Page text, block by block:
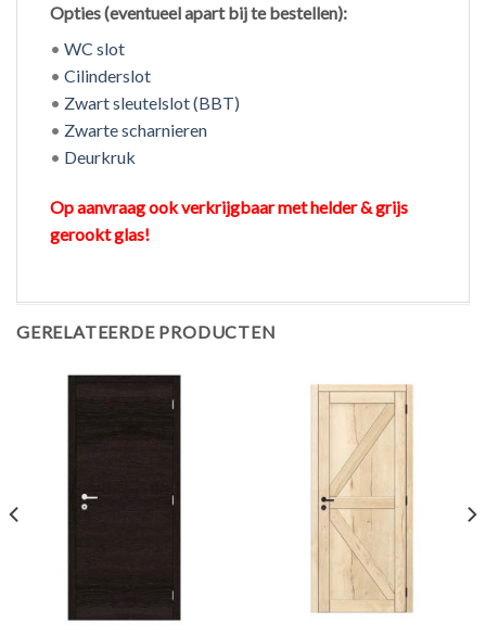
Opties (eventueel apart bij te bestellen):
• WC slot
• Cilinderslot
• Zwart sleutelslot (BBT)
• Zwarte scharnieren
• Deurkruk
Op aanvraag ook verkrijgbaar met helder & grijs
gerookt glas!
GERELATEERDE PRODUCTEN